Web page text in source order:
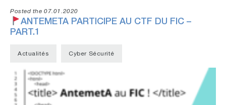
Posted the 07.01.2020
ANTEMETA PARTICIPE AU CTF DU FIC –
PART.1
Actualités Cyber Sécurité